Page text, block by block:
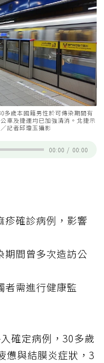
多歲本國籍男性於可傳染期間有
車及捷運均已加強清消。北捷示
記者邱瓊玉攝影
00:00 / 00:00
疹確診病例，影響
期間曾多次造訪公
者需進行健康監
確定病例，30多歲
憊與結膜炎症狀，3